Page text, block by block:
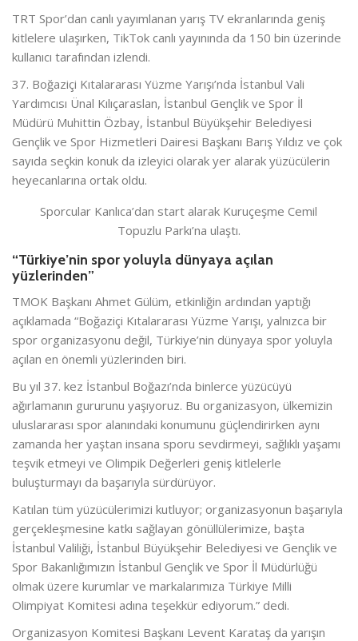
TRT Spor’dan canlı yayımlanan yarış TV ekranlarında geniş
kitlelere ulaşırken, TikTok canlı yayınında da 150 bin üzerinde
kullanıcı tarafından izlendi.
37. Boğaziçi Kıtalararası Yüzme Yarışı’nda İstanbul Vali
Yardımcısı Ünal Kılıçaraslan, İstanbul Gençlik ve Spor İl
Müdürü Muhittin Özbay, İstanbul Büyükşehir Belediyesi
Gençlik ve Spor Hizmetleri Dairesi Başkanı Barış Yıldız ve çok
sayıda seçkin konuk da izleyici olarak yer alarak yüzücülerin
heyecanlarına ortak oldu.
Sporcular Kanlıca’dan start alarak Kuruçeşme Cemil
Topuzlu Parkı’na ulaştı.
“Türkiye’nin spor yoluyla dünyaya açılan
yüzlerinden”
TMOK Başkanı Ahmet Gülüm, etkinliğin ardından yaptığı
açıklamada “Boğaziçi Kıtalararası Yüzme Yarışı, yalnızca bir
spor organizasyonu değil, Türkiye’nin dünyaya spor yoluyla
açılan en önemli yüzlerinden biri.
Bu yıl 37. kez İstanbul Boğazı’nda binlerce yüzücüyü
ağırlamanın gururunu yaşıyoruz. Bu organizasyon, ülkemizin
uluslararası spor alanındaki konumunu güçlendirirken aynı
zamanda her yaştan insana sporu sevdirmeyi, sağlıklı yaşamı
teşvik etmeyi ve Olimpik Değerleri geniş kitlelerle
buluşturmayı da başarıyla sürdürüyor.
Katılan tüm yüzücülerimizi kutluyor; organizasyonun başarıyla
gerçekleşmesine katkı sağlayan gönüllülerimize, başta
İstanbul Valiliği, İstanbul Büyükşehir Belediyesi ve Gençlik ve
Spor Bakanlığımızın İstanbul Gençlik ve Spor İl Müdürlüğü
olmak üzere kurumlar ve markalarımıza Türkiye Milli
Olimpiyat Komitesi adına teşekkür ediyorum.” dedi.
Organizasyon Komitesi Başkanı Levent Karataş da yarışın